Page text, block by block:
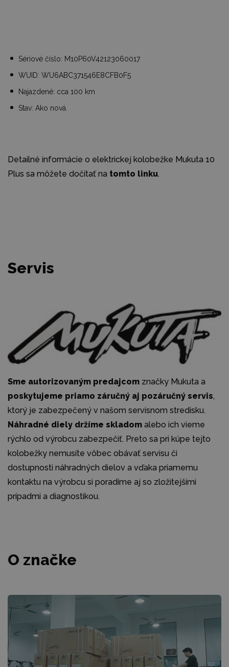
Sériové číslo: M10P60V42123060017
WUID: WU6ABC371546E8CFB0F5
Najazdené: cca 100 km
Stav: Ako nová.
Detailné informácie o elektrickej kolobežke Mukuta 10
Plus sa môžete dočítať na tomto linku.
Servis
Sme autorizovaným predajcom značky Mukuta a
poskytujeme priamo záručný aj pozáručný servis,
ktorý je zabezpečený v našom servisnom stredisku.
Náhradné diely držíme skladom alebo ich vieme
rýchlo od výrobcu zabezpečiť. Preto sa pri kúpe tejto
kolobežky nemusíte vôbec obávať servisu či
dostupnosti náhradných dielov a vďaka priamemu
kontaktu na výrobcu si poradíme aj so zložitejšími
prípadmi a diagnostikou.
O značke